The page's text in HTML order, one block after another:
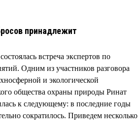
принадлежит
встреча экспертов по
Одним из участников разговора
и экологической
общества охраны природы Ринат
к следующему: в последние годы
сократилось. Приведем несколько